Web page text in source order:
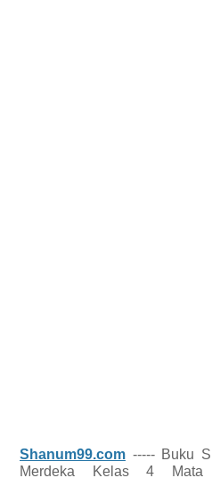
Shanum99.com ----- Buku
Merdeka Kelas 4 Mata